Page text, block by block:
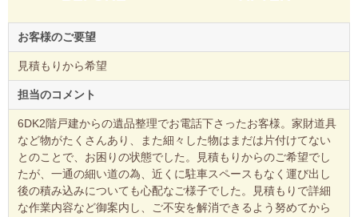
お客様のご要望
見積もりから希望
担当のコメント
6DK2階戸建からの遺品整理でお電話下さったお客様。家財道具
など物がたくさんあり、また細々した物はまだは片付けてない
とのことで、お困りの状態でした。見積もりからのご希望でし
たが、一通の細い道の為、近くに駐車スペースもなく運び出し
後の積み込みについても心配なご様子でした。見積もりで詳細
な作業内容など御案内し、ご不安を解消できるよう努めてから